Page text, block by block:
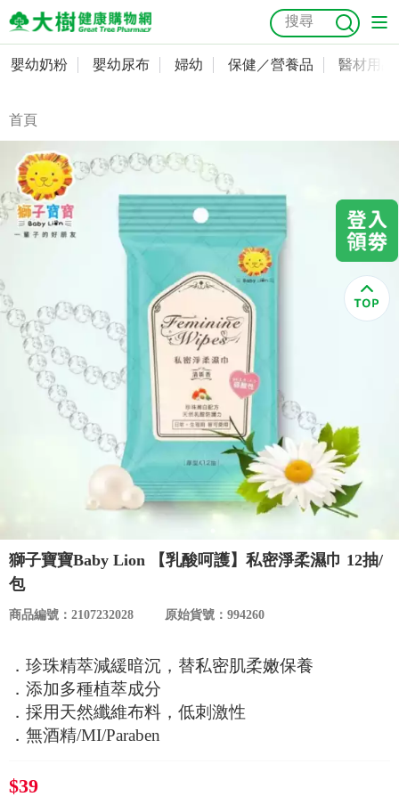
嬰幼奶粉
嬰幼尿布
婦幼
保健／營養品
成人照護
美容／個人清潔
食品／健康食補
優惠活動
關於我們
合作提案
購物流程
抗菌
奶瓶奶嘴
會員資料及密碼修改
常用收件人清單
訂單查詢
收藏清單
購物金查詢
優惠券領取
優惠券查詢
嬰幼奶粉 嬰幼尿布 婦幼 保健／營養品 醫材用品
首頁
獅子寶寶Baby Lion 【乳酸呵護】私密淨柔濕巾 12抽/
包
商品編號：2107232028 原始貨號：994260
．珍珠精萃減緩暗沉，替私密肌柔嫩保養
．添加多種植萃成分
．採用天然纖維布料，低刺激性
．無酒精/MI/Paraben
$39